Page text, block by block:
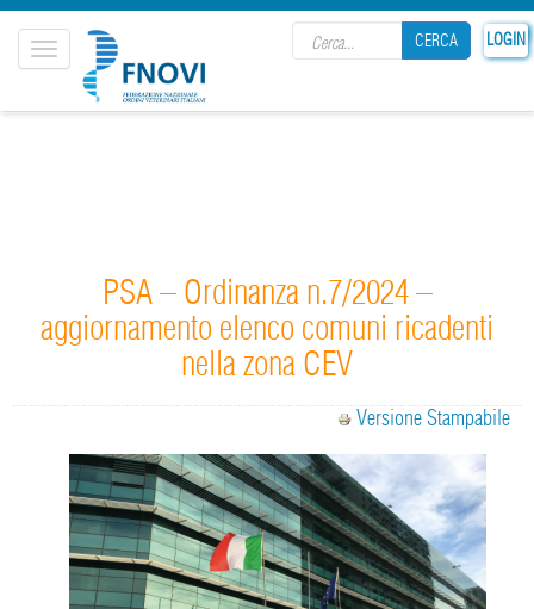
LOGIN
CERCA
Toggle
navigation
PSA – Ordinanza n.7/2024 –
aggiornamento elenco comuni ricadenti
nella zona CEV
Versione Stampabile